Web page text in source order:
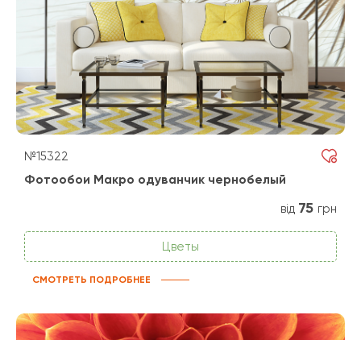
№15322
Фотообои Макро одуванчик чернобелый
від 75 грн
Цветы
СМОТРЕТЬ ПОДРОБНЕЕ